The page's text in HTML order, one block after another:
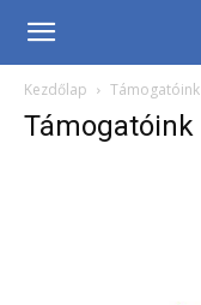
DUE
Médiahálózat…
Kezdőlap Támogatóink
Támogatóink